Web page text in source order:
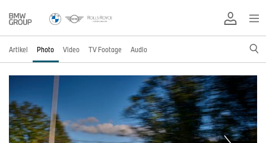
Artikel Photo Video TV Footage Audio